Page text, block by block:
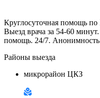
Круглосуточная помощь
Выезд врача за 54-60
помощь. 24/7.
Районы выезда
микрорайон ЦКЗ